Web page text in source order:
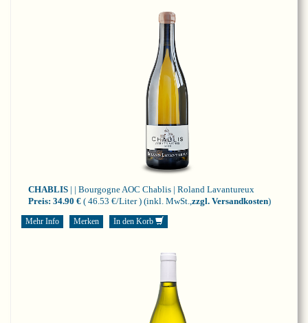
CHABLIS | | Bourgogne AOC Chablis | Roland Lavantureux
Preis: 34.90 € ( 46.53 €/Liter ) (inkl. MwSt., zzgl. Versandkosten)
Mehr Info Merken In den Korb